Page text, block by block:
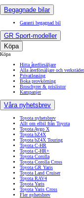
Begagnade bilar
Garanti begagnad bil
GR Sport-modeller
Köpa
Köpa
Hitta återförsäljare
Alla återförsäljare och verkstäder
Privatleasing
Boka provkörning
Broschyrer & prislistor
Kampanjer
Våra nyhetsbrev
Toyota nyhetsbrev
Allt om elbil från Toyota
Toyota Aygo X
Toyota bZ4X
Toyota bZ4X Touring
Toyota C-HR
Toyota C-HR+
Toyota Corolla
Toyota Corolla Cross
Toyota GR Yaris
Toyota Land Cruiser
Toyota RAV4
Toyota Yaris
Toyota Yaris Cross
Fler nyhetsbrev